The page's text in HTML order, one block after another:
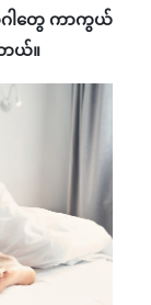
ါတွေ ကာကွယ်
တယ်။